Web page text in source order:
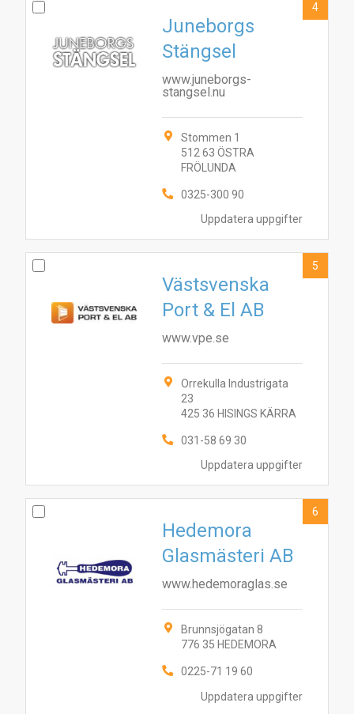
Uppdatera uppgifter
Juneborgs
Stängsel
www.juneborgs-
stangsel.nu
Stommen 1
512 63 ÖSTRA
FRÖLUNDA
0325-300 90
4
Uppdatera uppgifter
Västsvenska
Port & El AB
www.vpe.se
Orrekulla Industrigata
23
425 36 HISINGS KÄRRA
031-58 69 30
5
Uppdatera uppgifter
Hedemora
Glasmästeri AB
www.hedemoraglas.se
Brunnsjögatan 8
776 35 HEDEMORA
0225-71 19 60
6